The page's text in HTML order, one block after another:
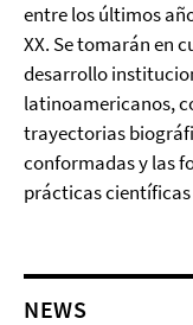
entre los últimos
XX. Se tomarán en
desarrollo
latinoamericanos,
trayectorias
conformadas y las
prácticas
NEWS